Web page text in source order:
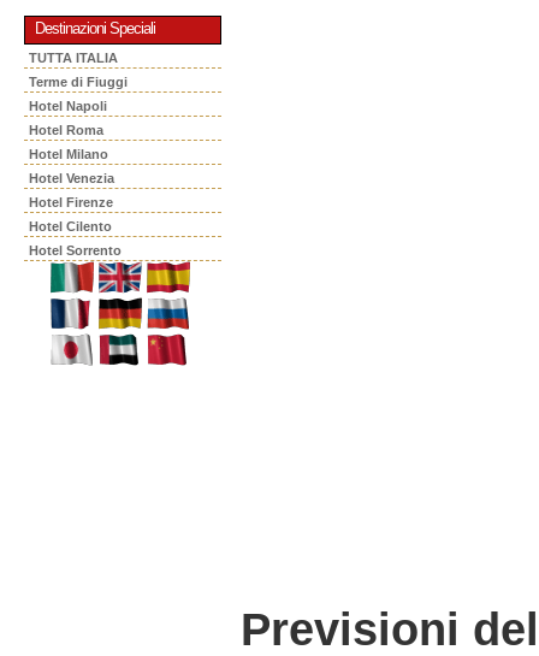
Destinazioni Speciali
TUTTA ITALIA
Terme di Fiuggi
Hotel Napoli
Hotel Roma
Hotel Milano
Hotel Venezia
Hotel Firenze
Hotel Cilento
Hotel Sorrento
Previsioni